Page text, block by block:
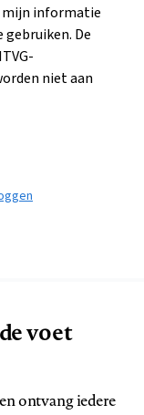
mijn informatie
De
niet aan
voet
ontvang iedere